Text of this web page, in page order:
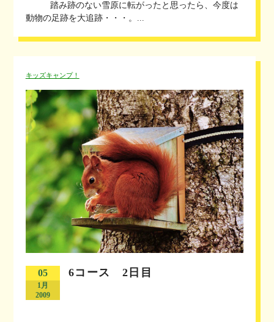
踏み跡のない雪原に転がったと思ったら、今度は
動物の足跡を大追跡・・・。...
キッズキャンプ！
05
1月
2009
6コース 2日目